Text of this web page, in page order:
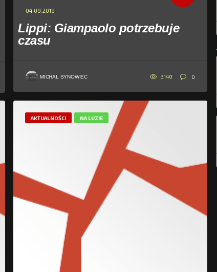
04.09.2019
Lippi: Giampaolo potrzebuje
czasu
MICHAŁ SYNOWIEC 3140 0
AKTUALNOŚCI NA LUZIE